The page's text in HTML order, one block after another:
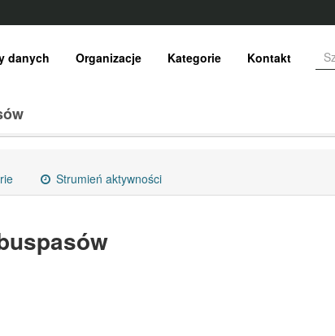
danych Organizacje Kategorie Kontakt
Strumień aktywności